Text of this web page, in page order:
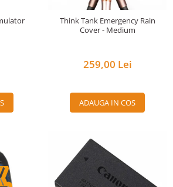
Think Tank Emergency Rain
Cover - Medium
259,00 Lei
ADAUGA IN COS